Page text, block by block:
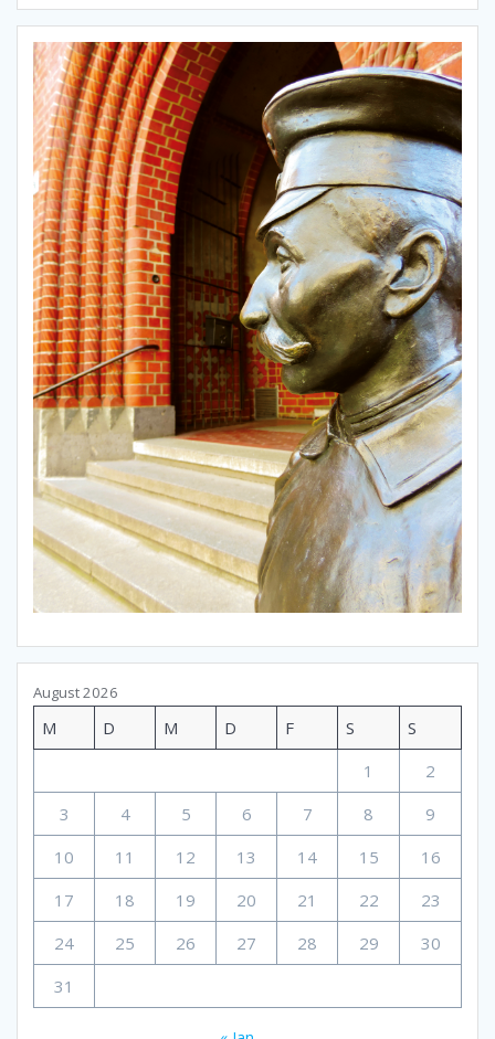
August 2026
M D M D F S
S
1
2
3
4 5 6 7 8
9
10
11 12 13 14 15
16
17
18 19 20 21 22
23
24
25 26 27 28 29
30
31